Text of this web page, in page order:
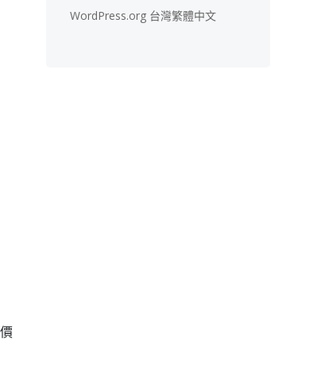
WordPress.org 台灣繁體中文